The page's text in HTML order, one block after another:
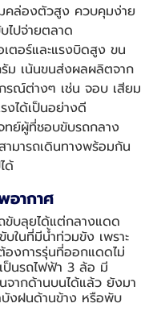
คล่องตัวสูง ควบคุมง่าย
ไปจ่ายตลาด
ตอร์และแรงบิดสูง ขน
ม เน้นขนส่งผลผลิตจาก
รณ์ต่างๆ เช่น จอบ เสียม
ได้เป็นอย่างดี
ทย์ผู้ที่ชอบขับรถกลาง
มารถเดินทางพร้อมกัน
ด้
ากาศ
ขับลุยได้แต่กลางแดด
บในที่มีน้ำท่วมขัง เพราะ
องการรุ่นที่ออกแดดไม่
ป็นรถไฟฟ้า 3 ล้อ มี
จากด้านบนได้แล้ว ยังมา
บังฝนด้านข้าง หรือพับ